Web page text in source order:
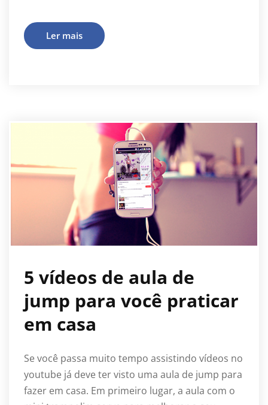
Ler mais
5 vídeos de aula de
jump para você praticar
em casa
Se você passa muito tempo assistindo vídeos no
youtube já deve ter visto uma aula de jump para
fazer em casa. Em primeiro lugar, a aula com o